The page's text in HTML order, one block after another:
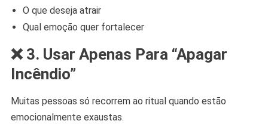
O que deseja atrair
Qual emoção quer fortalecer
❌ 3. Usar Apenas Para “Apagar
Incêndio”
Muitas pessoas só recorrem ao ritual quando estão
emocionalmente exaustas.